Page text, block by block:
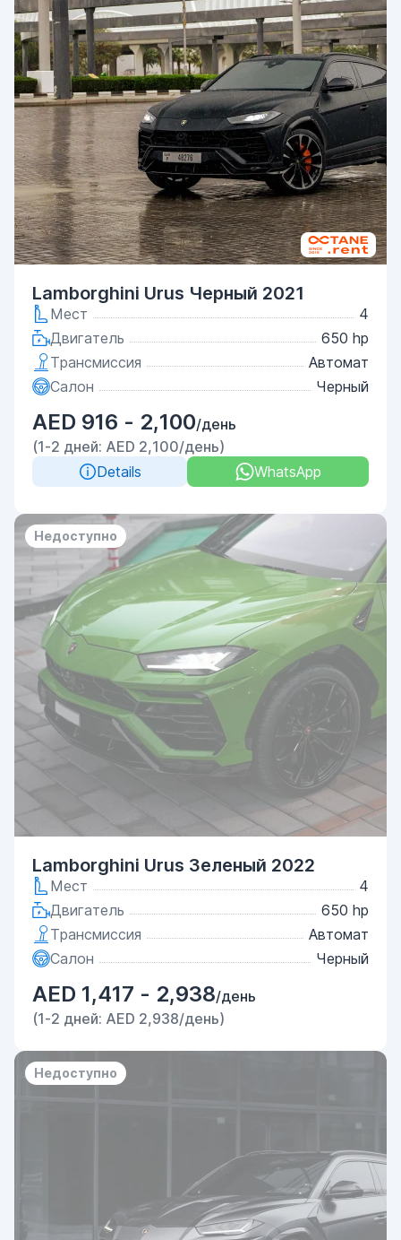
Lamborghini Urus Черный 2021
Мест
4
Двигатель
650 hp
Трансмиссия
Автомат
Салон
Черный
AED 916 - 2,100/день
(1-2 дней: AED 2,100/день)
Details
WhatsApp
Недоступно
Lamborghini Urus Зеленый 2022
Мест
4
Двигатель
650 hp
Трансмиссия
Автомат
Салон
Черный
AED 1,417 - 2,938/день
(1-2 дней: AED 2,938/день)
Недоступно